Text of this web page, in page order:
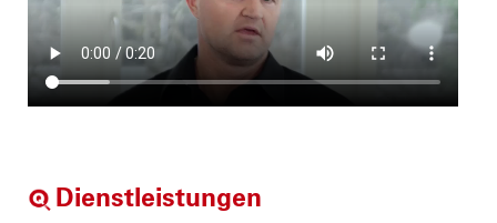
Dienstleistungen